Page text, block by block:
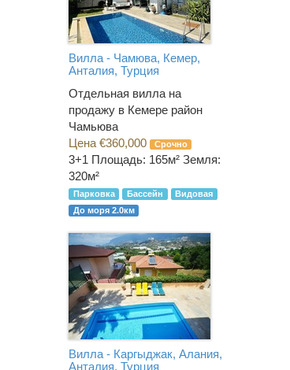
Вилла - Чамюва, Кемер,
Анталия, Турция
Отдельная вилла на
продажу в Кемере район
Чамьюва
Цена €360,000
Срочно
3+1 Площадь: 165м² Земля:
320м²
Парковка Бассейн
Видовая
До моря 2.0км
Вилла - Каргыджак, Алания,
Анталия, Турция